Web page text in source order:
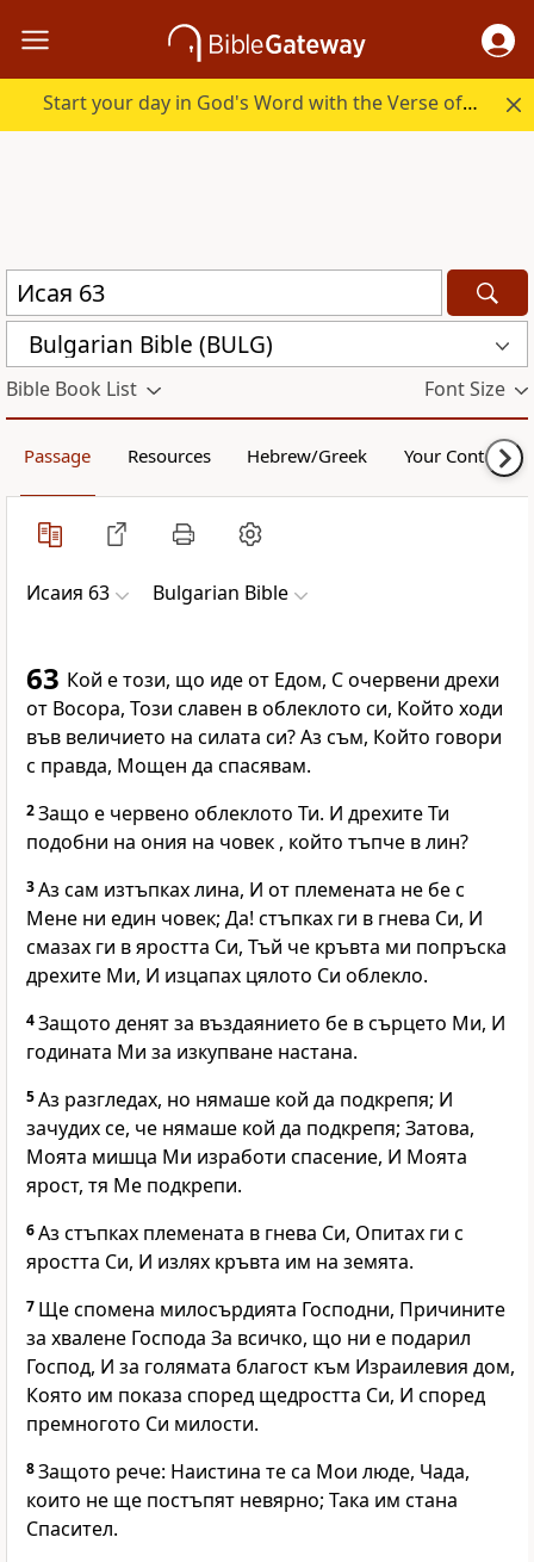
Start your day in God's Word with the Verse of the Day.
Bulgarian Bible (BULG)
Bible Book List Font Size
Passage Resources Hebrew/Greek Your Content
Исаия 63 Bulgarian Bible
63 Кой е този, що иде от Едом, С очервени дрехи
от Восора, Този славен в облеклото си, Който ходи
във величието на силата си? Аз съм, Който говори
с правда, Мощен да спасявам.
2Защо е червено облеклото Ти. И дрехите Ти
подобни на ония на човек , който тъпче в лин?
3Аз сам изтъпках лина, И от племената не бе с
Мене ни един човек; Да! стъпках ги в гнева Си, И
смазах ги в яростта Си, Тъй че кръвта ми попръска
дрехите Ми, И изцапах цялото Си облекло.
4Защото денят за въздаянието бе в сърцето Ми, И
годината Ми за изкупване настана.
5Аз разгледах, но нямаше кой да подкрепя; И
зачудих се, че нямаше кой да подкрепя; Затова,
Моята мишца Ми изработи спасение, И Моята
ярост, тя Ме подкрепи.
6Аз стъпках племената в гнева Си, Опитах ги с
яростта Си, И излях кръвта им на земята.
7 Ще спомена милосърдията Господни, Причините
за хвалене Господа За всичко, що ни е подарил
Господ, И за голямата благост към Израилевия дом,
Която им показа според щедростта Си, И според
премногото Си милости.
8Защото рече: Наистина те са Мои люде, Чада,
които не ще постъпят невярно; Така им стана
Спасител.